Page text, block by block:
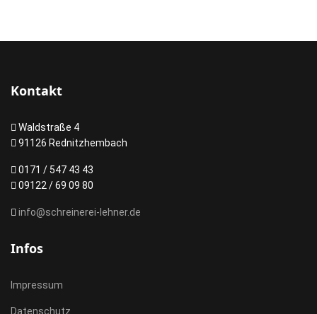
Kontakt
Waldstraße 4
91126 Rednitzhembach
0171 / 547 43 43
09122 / 69 09 80
info@schreinerei-lehner.de
Infos
Impressum
Datenschutz